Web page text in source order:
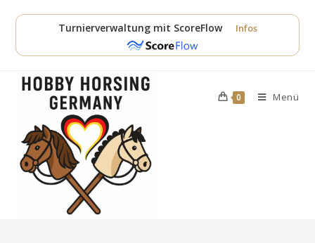
Inhalt
Turnierverwaltung mit ScoreFlow Infos
0 Menü